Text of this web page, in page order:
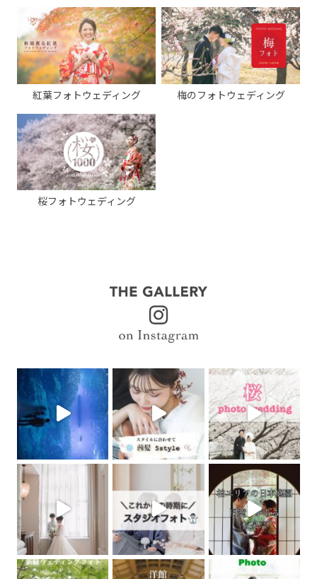
紅葉フォトウェディング 梅のフォトウェディング
桜フォトウェディング